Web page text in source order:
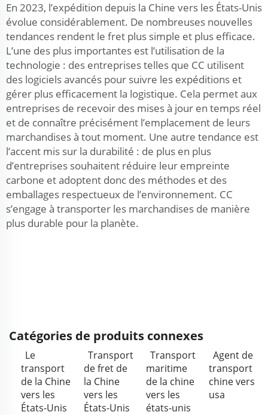
En 2023, l’expédition depuis la Chine vers les États-Unis
évolue considérablement. De nombreuses nouvelles
tendances rendent le fret plus simple et plus efficace.
L’une des plus importantes est l’utilisation de la
technologie : des entreprises telles que CC utilisent
des logiciels avancés pour suivre les expéditions et
gérer plus efficacement la logistique. Cela permet aux
entreprises de recevoir des mises à jour en temps réel
et de connaître précisément l’emplacement de leurs
marchandises à tout moment. Une autre tendance est
l’accent mis sur la durabilité : de plus en plus
d’entreprises souhaitent réduire leur empreinte
carbone et adoptent donc des méthodes et des
emballages respectueux de l’environnement. CC
s’engage à transporter les marchandises de manière
plus durable pour la planète.
Catégories de produits connexes
Le
transport
de la Chine
vers les
États-Unis
Transport
de fret de
la Chine
vers les
États-Unis
Transport
maritime
de la chine
vers les
états-unis
Agent de
transport
chine vers
usa